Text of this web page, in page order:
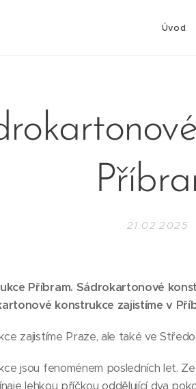
Úvod
21.02.2025
Příbram. Sádrokartonové
konstrukce zajistíme v
zajistíme Praze, ale také ve
jsou fenoménem posledních let.
lehkou příčkou oddělující dva